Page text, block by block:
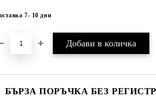
7- 10 дни
БЪРЗА ПОРЪЧКА БЕЗ